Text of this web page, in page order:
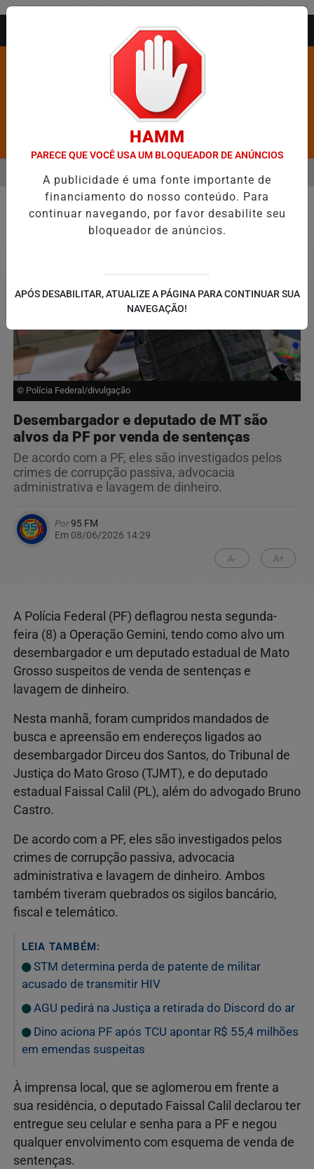
Pesquisar Notícia
EM JEQUIÉ E REFORÇA PROGRAMAÇÃO COM THALLES
EM ALTA
MENU
Justiça
© Polícia Federal/divulgação
Desembargador e deputado de MT são
alvos da PF por venda de sentenças
De acordo com a PF, eles são investigados pelos
crimes de corrupção passiva, advocacia
administrativa e lavagem de dinheiro.
Por95 FM
Em 08/06/2026 14:29
A- A+
A Polícia Federal (PF) deflagrou nesta segunda-
feira (8) a Operação Gemini, tendo como alvo um
desembargador e um deputado estadual de Mato
Grosso suspeitos de venda de sentenças e
lavagem de dinheiro.
Nesta manhã, foram cumpridos mandados de
busca e apreensão em endereços ligados ao
desembargador Dirceu dos Santos, do Tribunal de
Justiça do Mato Groso (TJMT), e do deputado
estadual Faissal Calil (PL), além do advogado Bruno
Castro.
De acordo com a PF, eles são investigados pelos
crimes de corrupção passiva, advocacia
administrativa e lavagem de dinheiro. Ambos
também tiveram quebrados os sigilos bancário,
fiscal e telemático.
LEIA TAMBÉM:
STM determina perda de patente de militar
acusado de transmitir HIV
AGU pedirá na Justiça a retirada do Discord do ar
Dino aciona PF após TCU apontar R$ 55,4 milhões
em emendas suspeitas
À imprensa local, que se aglomerou em frente a
sua residência, o deputado Faissal Calil declarou ter
entregue seu celular e senha para a PF e negou
qualquer envolvimento com esquema de venda de
sentenças.
HAMM
PARECE QUE VOCÊ USA UM BLOQUEADOR DE ANÚNCIOS
A publicidade é uma fonte importante de
financiamento do nosso conteúdo. Para
continuar navegando, por favor desabilite seu
bloqueador de anúncios.
APÓS DESABILITAR, ATUALIZE A PÁGINA PARA CONTINUAR SUA
NAVEGAÇÃO!